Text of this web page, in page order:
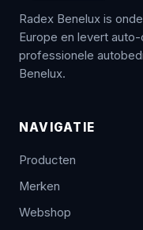
Radex Benelux is
Europe en levert
professionele
Benelux.
NAVIGATIE
Producten
Merken
Webshop